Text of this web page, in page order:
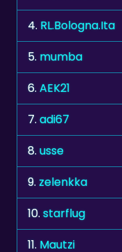
5. mumba
6. AEK21
7. adi67
8. usse
9. zelenkka
10.starflug
11. Mautzi
12.Duveltje